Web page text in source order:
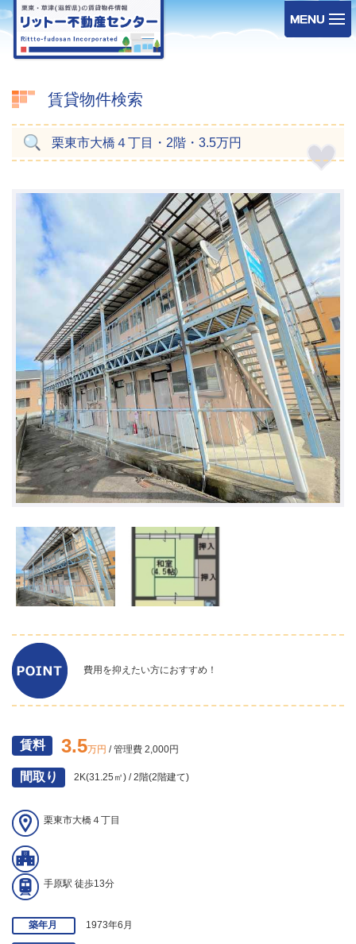
賃貸物件検索
栗東市大橋４丁目・2階・3.5万円
費用を抑えたい方におすすめ！
賃料 3.5万円 / 管理費 2,000円
間取り 2K(31.25㎡) / 2階(2階建て)
栗東市大橋４丁目
手原駅 徒歩13分
築年月 1973年6月